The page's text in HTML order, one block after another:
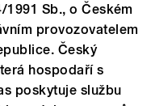
Sb., o Českém
provozovatelem
Český
hospodaří s
poskytuje službu